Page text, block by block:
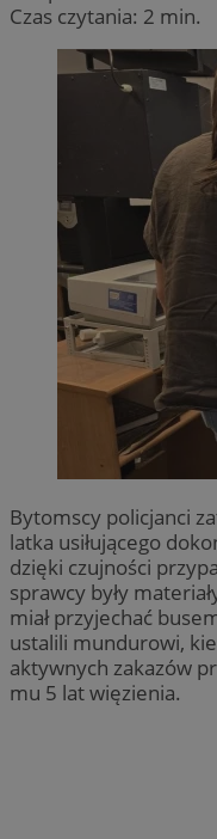
Czas czytania: 2 min.
Bytomscy policjanci
latka usiłującego
dzięki czujności
sprawcy były
miał przyjechać
ustalili mundurowi,
aktywnych zakazów
mu 5 lat więzienia.